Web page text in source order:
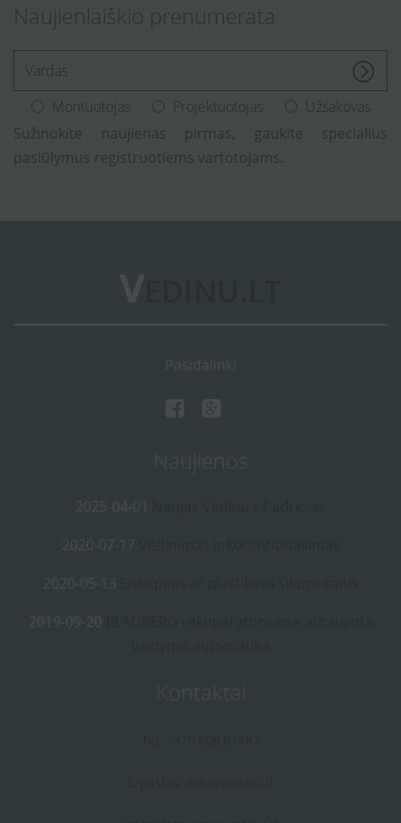
Naujienlaiškio prenumerata
Montuotojas Projektuotojas
Užsakovas
Sužinokite naujienas pirmas, gaukite specialius
pasiūlymus registruotiems vartotojams.
Pasidalink!
Naujienos
2025-04-01
2020-07-17
2020-05-13
2019-09-20
Kontaktai